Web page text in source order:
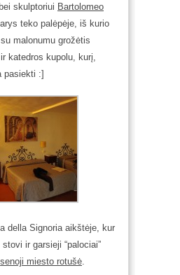
skulptoriui Bartolomeo
teko palėpėje, iš kurio
malonumu grožėtis
katedros kupolu, kurį,
pasiekti :]
della Signoria aikštėje, kur
ir garsieji “palociai”
senoji miesto rotušė